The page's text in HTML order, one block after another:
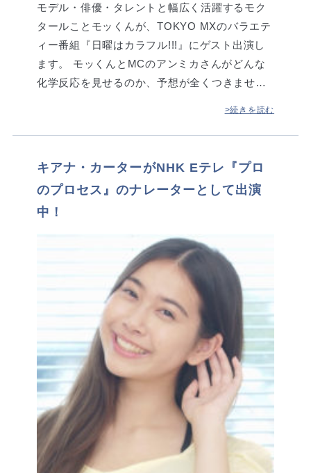
モデル・俳優・タレントと幅広く活躍するモク
タールことモッくんが、TOKYO MXのバラエテ
ィー番組『日曜はカラフル!!!』にゲスト出演し
ます。 モッくんとMCのアンミカさんがどんな
化学反応を見せるのか、予想が全くつきませ…
>続きを読む
キアナ・カーターがNHK Eテレ『プロ
のプロセス』のナレーターとして出演
中！